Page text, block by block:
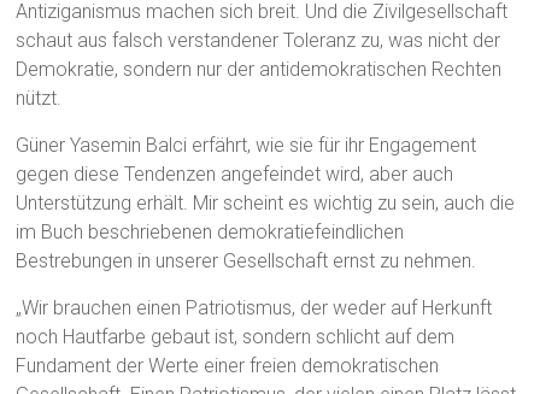
Antiziganismus machen sich breit. Und die Zivilgesellschaft
schaut aus falsch verstandener Toleranz zu, was nicht der
Demokratie, sondern nur der antidemokratischen Rechten
nützt.
Güner Yasemin Balci erfährt, wie sie für ihr Engagement
gegen diese Tendenzen angefeindet wird, aber auch
Unterstützung erhält. Mir scheint es wichtig zu sein, auch die
im Buch beschriebenen demokratiefeindlichen
Bestrebungen in unserer Gesellschaft ernst zu nehmen.
„Wir brauchen einen Patriotismus, der weder auf Herkunft
noch Hautfarbe gebaut ist, sondern schlicht auf dem
Fundament der Werte einer freien demokratischen